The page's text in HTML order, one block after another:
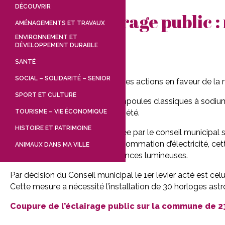
DÉCOUVRIR
AMÉNAGEMENTS ET TRAVAUX
ENVIRONNEMENT ET
DÉVELOPPEMENT DURABLE
SANTÉ
SOCIAL – SOLIDARITÉ – SENIOR
SPORT ET CULTURE
TOURISME – VIE ÉCONOMIQUE
HISTOIRE ET PATRIMOINE
ANIMAUX DANS MA VILLE
Eclairage public
La ville de Maubourguet initie des actions en faveur de la
Après le remplacement des ampoules classiques à
s’engager dans un plan de sobriété.
Une réflexion a ainsi été engagée par le conseil
réduction de la facture de consommation d’électricité,
serre et la lutte contre les nuisances lumineuses.
Par décision du Conseil municipal le 1er levier acté est
Cette mesure a nécessité l’installation de 30 horloges
Coupure de l’éclairage public sur la commune de